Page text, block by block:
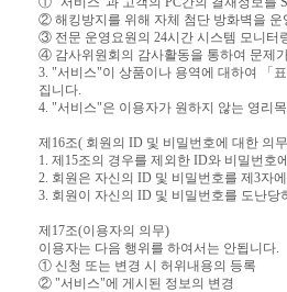
② 해킹방지를 위해 자체 첨단 방화벽을
③ 전문 운영요원의 24시간 시스템 모니터
④ 감사위원회의 감사활동을 통하여 문제
3. "서비스"이 상품이나 용역에 대하여 「
집니다.
4. "서비스"은 이용자가 원하지 않는 영리
제16조( 회원의 ID 및 비밀번호에 대한 의
1. 제15조의 경우를 제외한 ID와 비밀번호
2. 회원은 자신의 ID 및 비밀번호를 제3자
3. 회원이 자신의 ID 및 비밀번호를 도난
제17조(이용자의 의무)
이용자는 다음 행위를 하여서는 안됩니다.
① 신청 또는 변경 시 허위내용의 등록
② "서비스"에 게시된 정보의 변경